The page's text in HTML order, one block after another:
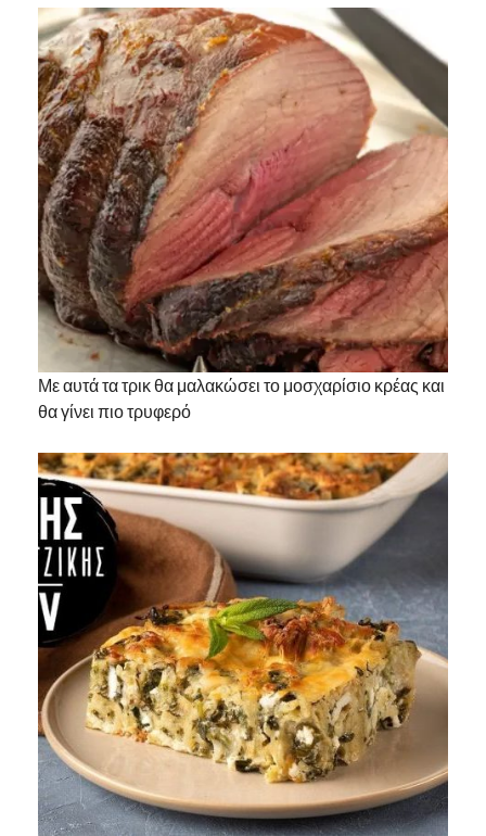
Με αυτά τα τρικ θα μαλακώσει το μοσχαρίσιο κρέας και
θα γίνει πιο τρυφερό